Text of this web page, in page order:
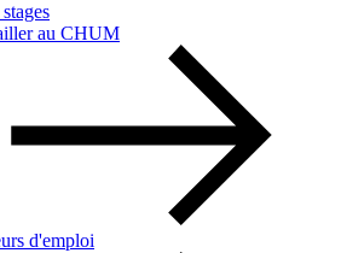
au CHUM
d'emploi